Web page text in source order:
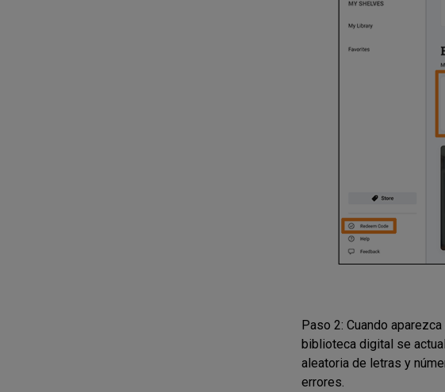
Paso 2: Cuando
biblioteca digital se
aleatoria de letras y
errores.